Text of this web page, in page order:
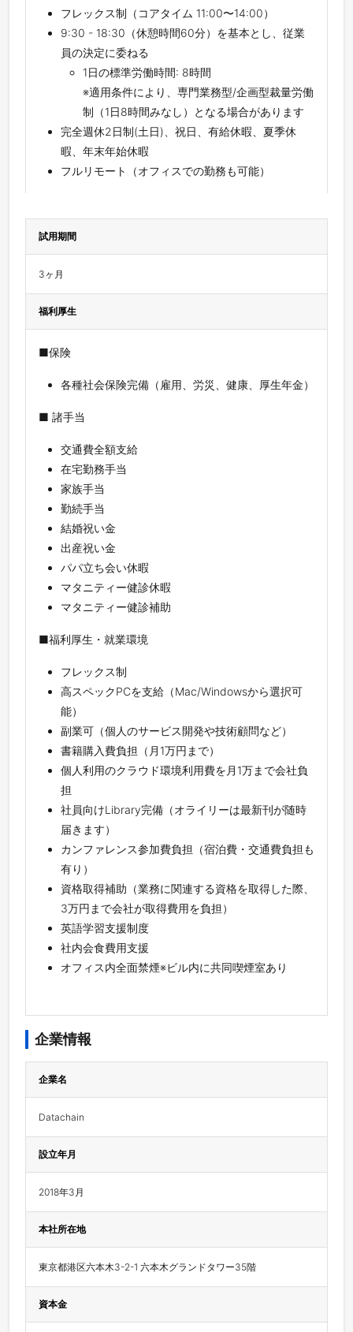
フレックス制（コアタイム 11:00〜14:00）
9:30 - 18:30（休憩時間60分）を基本とし、従業
員の決定に委ねる
1日の標準労働時間: 8時間
※適用条件により、専門業務型/企画型裁量労働
制（1日8時間みなし）となる場合があります
完全週休2日制(土日)、祝日、有給休暇、夏季休
暇、年末年始休暇
フルリモート（オフィスでの勤務も可能）
試用期間
3ヶ月
福利厚生
■保険
各種社会保険完備（雇用、労災、健康、厚生年金）
■ 諸手当
交通費全額支給
在宅勤務手当
家族手当
勤続手当
結婚祝い金
出産祝い金
パパ立ち会い休暇
マタニティー健診休暇
マタニティー健診補助
■福利厚生・就業環境
フレックス制
高スペックPCを支給（Mac/Windowsから選択可
能）
副業可（個人のサービス開発や技術顧問など）
書籍購入費負担（月1万円まで）
個人利用のクラウド環境利用費を月1万まで会社負
担
社員向けLibrary完備（オライリーは最新刊が随時
届きます）
カンファレンス参加費負担（宿泊費・交通費負担も
有り）
資格取得補助（業務に関連する資格を取得した際、
3万円まで会社が取得費用を負担）
英語学習支援制度
社内会食費用支援
オフィス内全面禁煙※ビル内に共同喫煙室あり
企業情報
企業名
Datachain
設立年月
2018年3月
本社所在地
東京都港区六本木3-2-1 六本木グランドタワー35階
資本金